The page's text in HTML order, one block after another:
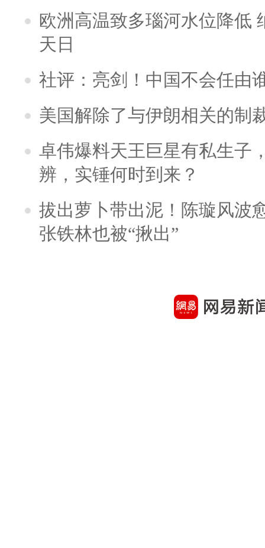
欧洲高温致多瑙河水位降低
天日
社评：亮剑！中国不会任由
美国解除了与伊朗相关的制
卓伟爆料天王巨星有私生子
辨，实锤何时到来？
拔出萝卜带出泥！陈璇风波
张铁林也被“揪出”